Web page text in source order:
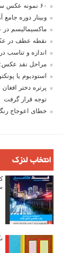
۶۰ نمونه عکس سبک ماکسیمالیسم
وبینار دوره
ماکسیمالیسم
نقطه عطف در
اندازه و تناسب
مراحل نقد
استودیوم یا
پرتره دختر
توجه قرار گرفت
خطای اعوجاج
انتخاب لنزک